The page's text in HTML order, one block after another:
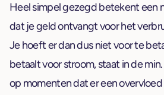
Heel simpel gezegd betekent een
dat je geld ontvangt voor het
Je hoeft er dan dus niet voor te
betaalt voor stroom, staat in de
op momenten dat er een